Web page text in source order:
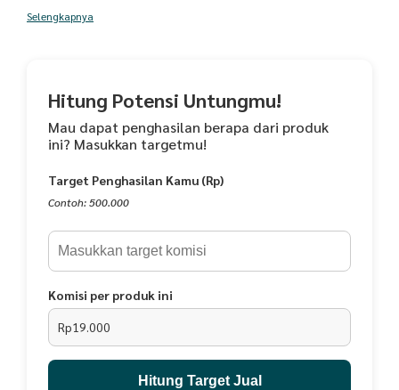
sesungguhnya. Mohon untuk mencantumkan pilihan warna dan
pengiriman ikut libur ya
Selengkapnya
Hitung Potensi Untungmu!
Mau dapat penghasilan berapa dari produk
ini? Masukkan targetmu!
Target Penghasilan Kamu (Rp)
Contoh: 500.000
Komisi per produk ini
Rp19.000
Hitung Target Jual